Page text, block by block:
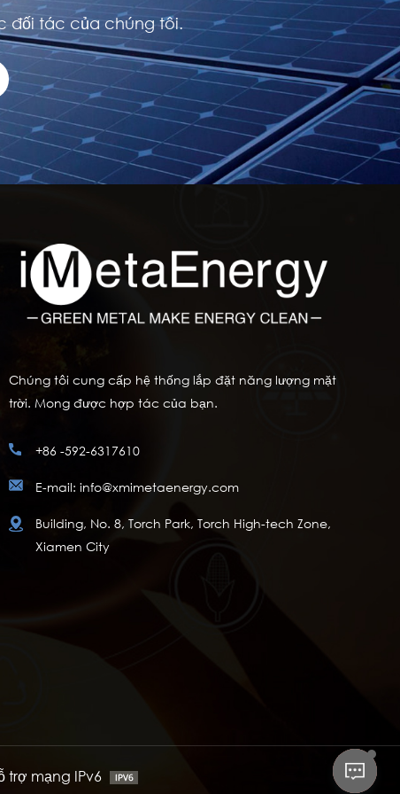
đối tác của chúng tôi.
Chúng tôi cung cấp hệ thống lắp đặt năng lượng mặt
trời. Mong được hợp tác của bạn.
+86 -592-6317610
E-mail: info@xmimetaenergy.com
Building, No. 8, Torch Park, Torch High-tech Zone,
Xiamen City
trợ mạng IPv6